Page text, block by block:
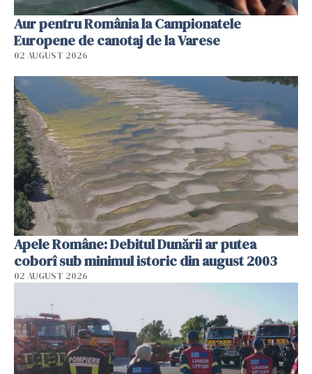
Aur pentru România la Campionatele
Europene de canotaj de la Varese
02 AUGUST 2026
Apele Române: Debitul Dunării ar putea
coborî sub minimul istoric din august 2003
02 AUGUST 2026